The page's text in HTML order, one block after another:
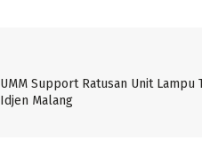
UMM Support Ratusan Unit Lampu
Idjen Malang